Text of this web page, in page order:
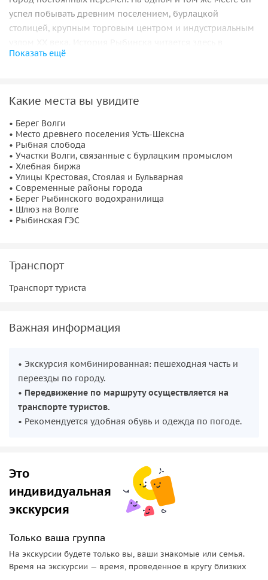
успел побывать древним поселением, бурлацкой
столицей, крупным торговым центром и индустриальным
городском пространстве — от берегов Волги до районов,
Истоки города и волжская торговля
Первая часть маршрута посвящена историческому центру.
Вы увидите места древнего поселенияУсть-Шексна
узнаете, как возникла
Рыбная слобода
стал важным узлом волжской торговли. Прогулка по
купеческим улицам и знакомство сХлебной биржей
помогут понять, как формировался характер города и его
связь с большой рекой.
Рыбинск вошёл в историю как столица волжского
бурлачества. В рассказе прозвучат судьбы людей, чья
тяжёлая работа обеспечивала движение торговли по
отразилась в городской памяти и символах.
Во второй части экскурсии, с использованием транспорта
заказчика, маршрут охватывает промышленные районы
города и оба берега Волги. Вы выйдете к
водохранилищу, увидитешлюзыиРыбинскую ГЭС . Здесь
на современный облик Рыбинска.
Показать ещё
Какие места вы увидите
• Берег Волги
• Место древнего поселения Усть-Шексна
• Рыбная слобода
• Участки Волги, связанные с бурлацким промыслом
• Хлебная биржа
• Улицы Крестовая, Стоялая и Бульварная
• Современные районы города
• Берег Рыбинского водохранилища
• Шлюз на Волге
• Рыбинская ГЭС
Транспорт
Транспорт туриста
Важная информация
• Экскурсия комбинированная: пешеходная часть и
переезды по городу.
• Передвижение по маршруту осуществляется на
транспорте туристов.
• Рекомендуется удобная обувь и одежда по погоде.
Это
индивидуальная
экскурсия
Только ваша группа
На экскурсии будете только вы, ваши знакомые или семья.
Время на экскурсии — время, проведенное в кругу близких